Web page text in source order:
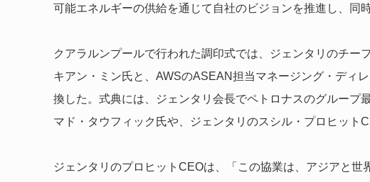
可能エネルギーの供給を通じて自社のビジョンを推進し、同
クアラルンプールで行われた調印式では、ジェンタリのチー
キアン・ミン氏と、AWSのASEAN担当マネージング・ディ
換した。式典には、ジェンタリ会長でペトロナスのグループ
マド・タウフィック氏や、ジェンタリのスシル・プロヒット
ジェンタリのプロヒットCEOは、「この協業は、アジアと